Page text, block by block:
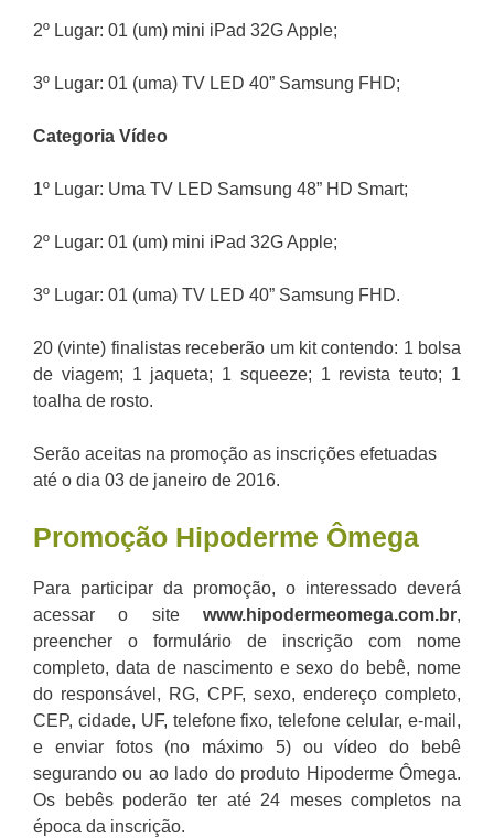
2º Lugar: 01 (um) mini iPad 32G Apple;
3º Lugar: 01 (uma) TV LED 40” Samsung FHD;
Categoria Vídeo
1º Lugar: Uma TV LED Samsung 48” HD Smart;
2º Lugar: 01 (um) mini iPad 32G Apple;
3º Lugar: 01 (uma) TV LED 40” Samsung FHD.
20 (vinte) finalistas receberão um kit contendo: 1 bolsa
de viagem; 1 jaqueta; 1 squeeze; 1 revista teuto; 1
toalha de rosto.
Serão aceitas na promoção as inscrições efetuadas
até o dia 03 de janeiro de 2016.
Promoção Hipoderme Ômega
Para participar da promoção, o interessado deverá
acessar o site www.hipodermeomega.com.br,
preencher o formulário de inscrição com nome
completo, data de nascimento e sexo do bebê, nome
do responsável, RG, CPF, sexo, endereço completo,
CEP, cidade, UF, telefone fixo, telefone celular, e-mail,
e enviar fotos (no máximo 5) ou vídeo do bebê
segurando ou ao lado do produto Hipoderme Ômega.
Os bebês poderão ter até 24 meses completos na
época da inscrição.